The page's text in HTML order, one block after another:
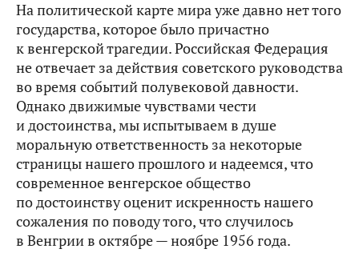
На политической карте мира уже давно нет того
государства, которое было причастно
к венгерской трагедии. Российская Федерация
не отвечает за действия советского руководства
во время событий полувековой давности.
Однако движимые чувствами чести
и достоинства, мы испытываем в душе
моральную ответственность за некоторые
страницы нашего прошлого и надеемся, что
современное венгерское общество
по достоинству оценит искренность нашего
сожаления по поводу того, что случилось
в Венгрии в октябре — ноябре 1956 года.